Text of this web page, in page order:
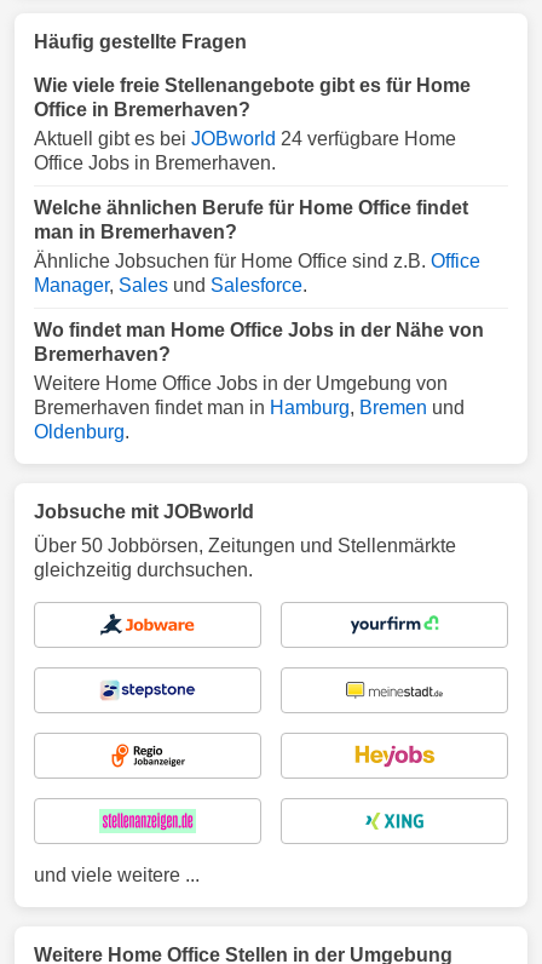
Häufig gestellte Fragen
Wie viele freie Stellenangebote gibt es für Home
Office in Bremerhaven?
Aktuell gibt es bei JOBworld 24 verfügbare Home
Office Jobs in Bremerhaven.
Welche ähnlichen Berufe für Home Office findet
man in Bremerhaven?
Ähnliche Jobsuchen für Home Office sind z.B. Office
Manager, Sales und Salesforce.
Wo findet man Home Office Jobs in der Nähe von
Bremerhaven?
Weitere Home Office Jobs in der Umgebung von
Bremerhaven findet man in Hamburg, Bremen und
Oldenburg.
Jobsuche mit JOBworld
Über 50 Jobbörsen, Zeitungen und Stellenmärkte
gleichzeitig durchsuchen.
und viele weitere ...
Weitere Home Office Stellen in der Umgebung